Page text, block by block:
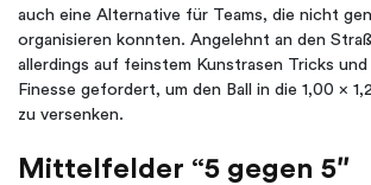
auch eine Alternative für Teams, die nicht
organisieren konnten. Angelehnt an den
allerdings auf feinstem Kunstrasen Tricks
Finesse gefordert, um den Ball in die 1,00 x
zu versenken.
Mittelfelder “5 gegen 5″